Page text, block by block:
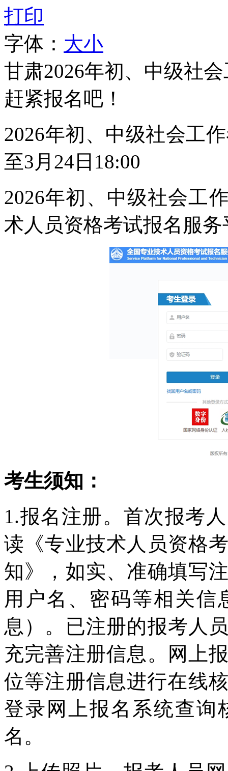
打印
字体： 大小
甘肃2026年初、中级社
赶紧报名吧！
2026年初、中级社会工
至3月24日18:00
2026年初、中级社会工
术人员资格考试报名服务
考生须知：
1.报名注册。首次报考
读《专业技术人员资格
知》，如实、准确填写
用户名、密码等相关信
息）。已注册的报考人
充完善注册信息。网上
位等注册信息进行在线
登录网上报名系统查询
名。